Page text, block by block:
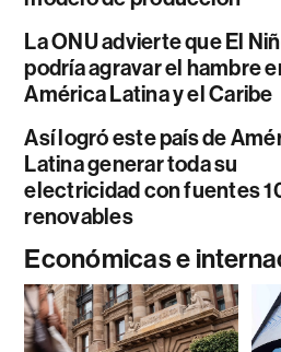
La ONU advierte que El
podría agravar el hambre
América Latina y el Caribe
Así logró este país de
Latina generar toda su
electricidad con fuentes
renovables
Económicas e